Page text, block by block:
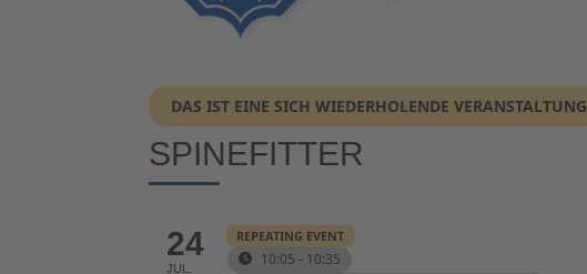
DAS IST EINE SICH WIEDERHOLENDE VERANSTALTUNG
SPINEFITTER
24
JUL.
REPEATING EVENT
10:05 - 10:35